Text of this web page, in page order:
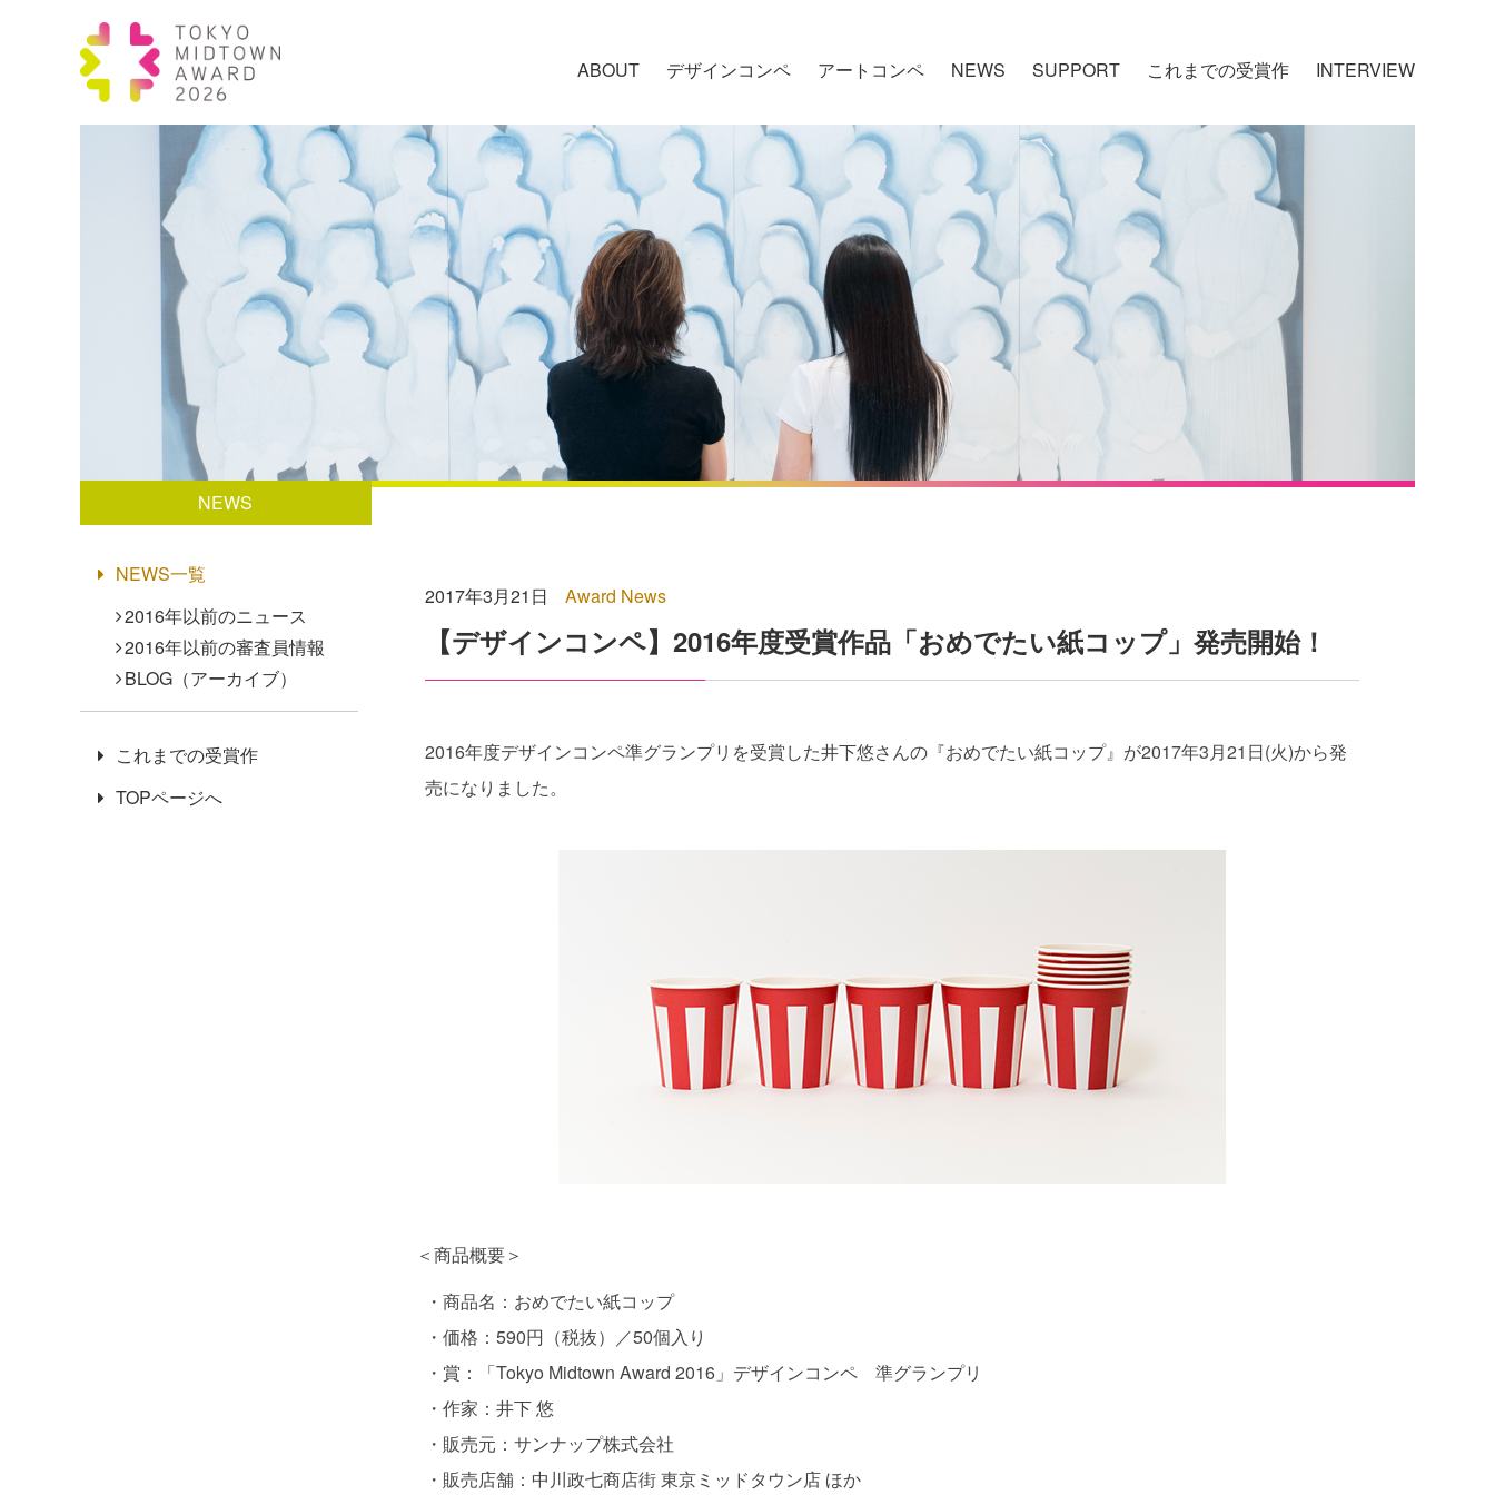
ABOUT デザインコンペ アートコンペ NEWS SUPPORT これまでの受賞作 INTERVIEW
2017年3月21日 Award News
【デザインコンペ】2016年度受賞作品「おめでたい紙コップ」発売開始！
2016年度デザインコンペ準グランプリを受賞した井下悠さんの『おめでたい紙コップ』が2017年3月21日(火)から発
売になりました。
＜商品概要＞
・商品名：おめでたい紙コップ
・価格：590円（税抜）／50個入り
・賞：「Tokyo Midtown Award 2016」デザインコンペ 準グランプリ
・作家：井下 悠
・販売元：サンナップ株式会社
・販売店舗：中川政七商店街 東京ミッドタウン店 ほか
NEWS
NEWS一覧
2016年以前のニュース
2016年以前の審査員情報
BLOG（アーカイブ）
これまでの受賞作
TOPページへ